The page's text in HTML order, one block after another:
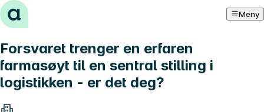
Hopp til innhold Meny
Forsvaret trenger en erfaren
farmasøyt til en sentral stilling i
logistikken - er det deg?